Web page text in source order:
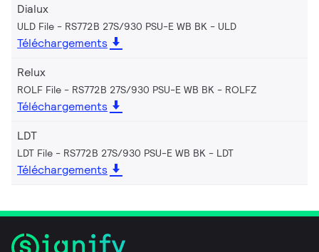
Dialux
ULD File - RS772B 27S/930 PSU-E WB BK ULD
Téléchargements
Relux
ROLF File - RS772B 27S/930 PSU-E WB BK ROLFZ
Téléchargements
LDT
LDT File - RS772B 27S/930 PSU-E WB BK LDT
Téléchargements